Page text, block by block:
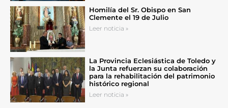
Homilía del Sr. Obispo en San
Clemente el 19 de Julio
Leer noticia »
La Provincia Eclesiástica de Toledo y
la Junta refuerzan su colaboración
para la rehabilitación del patrimonio
histórico regional
Leer noticia »